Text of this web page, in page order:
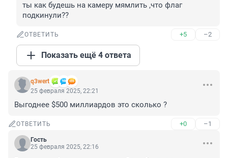
ты как будешь на камеру мямлить ,что флаг
подкинули??
ОТВЕТИТЬ +5 –2
Показать ещё 4 ответа
q3wert
25 февраля 2025, 22:21
Выгоднее $500 миллиардов это сколько ?
ОТВЕТИТЬ +0 –1
Гость
25 февраля 2025, 22:16